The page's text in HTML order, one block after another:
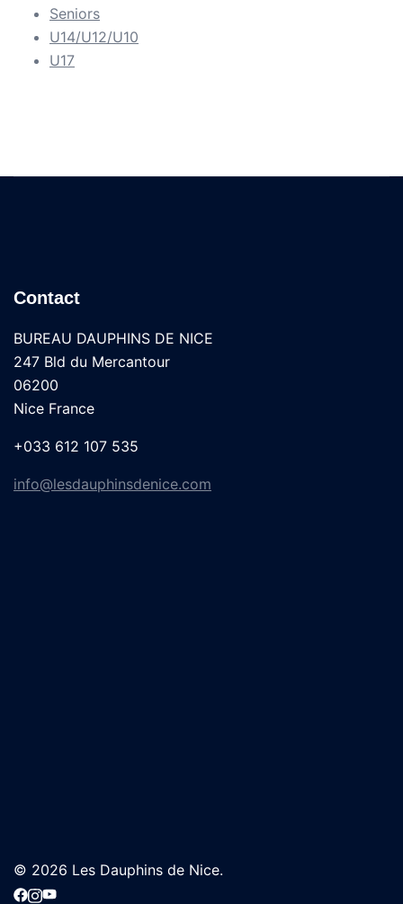
Seniors
U14/U12/U10
U17
Contact
BUREAU DAUPHINS DE NICE
247 Bld du Mercantour
06200
Nice France
+033 612 107 535
info@lesdauphinsdenice.com
© 2026 Les Dauphins de Nice.